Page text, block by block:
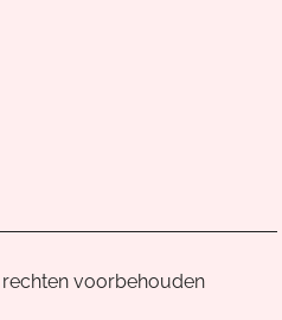
Cvandaag
van
voorbehouden